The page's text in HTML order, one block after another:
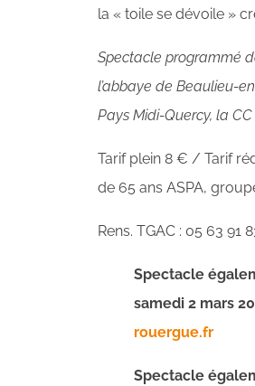
la « toile se dévoile »
Spectacle programmé
l’abbaye de Beaulieu-
Pays Midi-Quercy, la
Tarif plein 8 € / Tarif
de 65 ans ASPA,
Rens. TGAC : 05 63 91
Spectacle
samedi 2 mars
rouergue.fr
Spectacle